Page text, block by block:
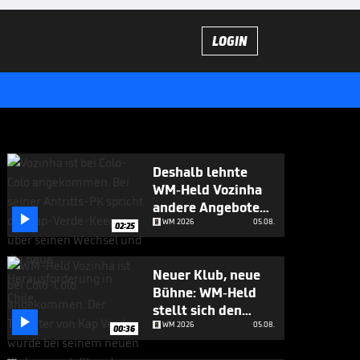
LOGIN
 02:25
Deshalb lehnte
WM-Held Vozinha
andere Angebote
abWM 2026 05.08.
 00:36
Neuer Klub, neue
Bühne: WM-Held
stellt sich den
Fragen
WM 2026 05.08.